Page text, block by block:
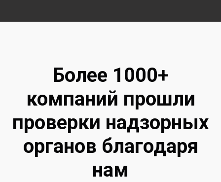
Более 1000+
компаний прошли
проверки надзорных
органов благодаря
нам